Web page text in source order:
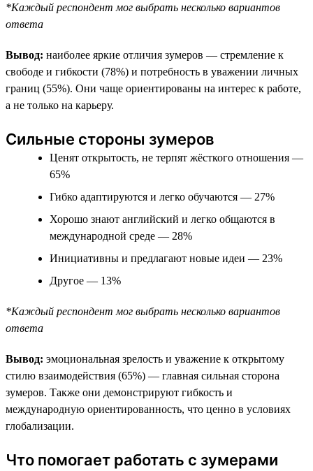
*Каждый респондент мог выбрать несколько вариантов
ответа
Вывод: наиболее яркие отличия зумеров — стремление к
свободе и гибкости (78%) и потребность в уважении личных
границ (55%). Они чаще ориентированы на интерес к работе,
а не только на карьеру.
Сильные стороны зумеров
Ценят открытость, не терпят жёсткого отношения —
65%
Гибко адаптируются и легко обучаются — 27%
Хорошо знают английский и легко общаются в
международной среде — 28%
Инициативны и предлагают новые идеи — 23%
Другое — 13%
*Каждый респондент мог выбрать несколько вариантов
ответа
Вывод: эмоциональная зрелость и уважение к открытому
стилю взаимодействия (65%) — главная сильная сторона
зумеров. Также они демонстрируют гибкость и
международную ориентированность, что ценно в условиях
глобализации.
Что помогает работать с зумерами